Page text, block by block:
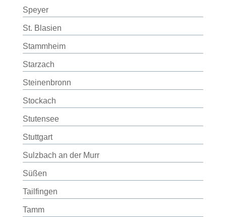
Speyer
St. Blasien
Stammheim
Starzach
Steinenbronn
Stockach
Stutensee
Stuttgart
Sulzbach an der Murr
Süßen
Tailfingen
Tamm